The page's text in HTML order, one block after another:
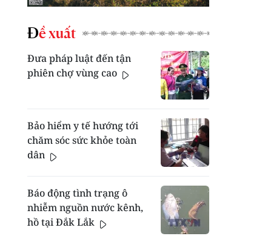
Đề xuất
Đưa pháp luật đến tận
phiên chợ vùng cao
Bảo hiểm y tế hướng tới
chăm sóc sức khỏe toàn
dân
Báo động tình trạng ô
nhiễm nguồn nước kênh,
hồ tại Đắk Lắk